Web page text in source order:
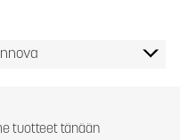
Innova
tuotteet tänään